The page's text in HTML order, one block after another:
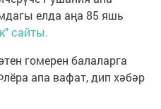
елда аңа 85 яшь
сайты.
гомерен балаларга
апа вафат, дип хәбәр